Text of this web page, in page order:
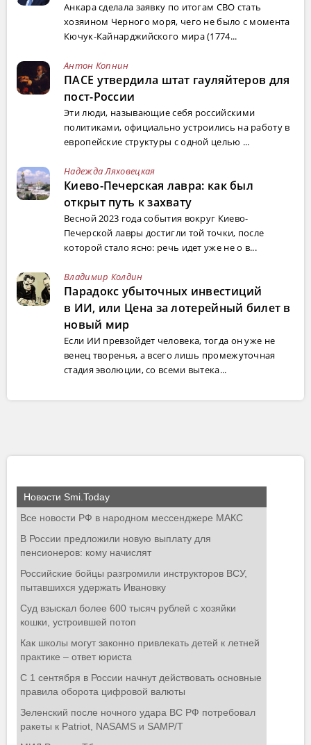
Анкара сделала заявку по итогам СВО стать
хозяином Черного моря, чего не было с момента
Кючук-Кайнарджийского мира (1774...
Антон Копнин
ПАСЕ утвердила штат гауляйтеров для
пост-России
Эти люди, называющие себя российскими
политиками, официально устроились на работу в
европейские структуры с одной целью ...
Надежда Ляховецкая
Киево-Печерская лавра: как был
открыт путь к захвату
Весной 2023 года события вокруг Киево-
Печерской лавры достигли той точки, после
которой стало ясно: речь идет уже не о в...
Владимир Колдин
Парадокс убыточных инвестиций
в ИИ, или Цена за лотерейный билет в
новый мир
Если ИИ превзойдет человека, тогда он уже не
венец творенья, а всего лишь промежуточная
стадия эволюции, со всеми вытека...